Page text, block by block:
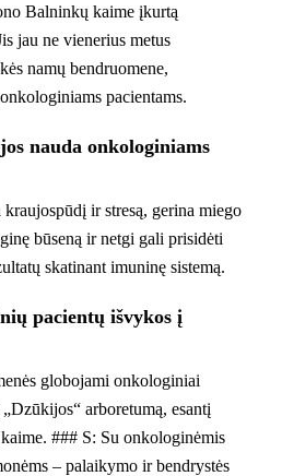
Balninkų kaime įkurtą
jau ne vienerius metus
namų bendruomene,
pacientams.
nauda onkologiniams
ir stresą, gerina miego
būseną ir netgi gali prisidėti
skatinant imuninę sistemą.
pacientų išvykos į
globojami onkologiniai
arboretumą, esantį
### S: Su onkologinėmis
– palaikymo ir bendrystės